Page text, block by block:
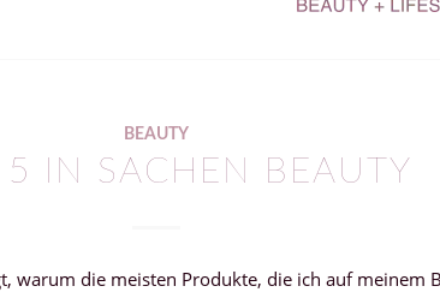
BEAUTY
5 IN SACHEN BEAUTY
warum die meisten Produkte, die ich auf meinem